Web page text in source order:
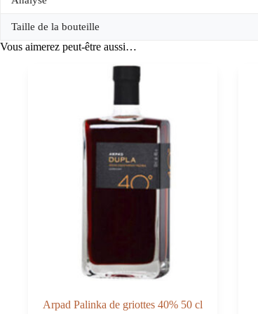
Taille de la bouteille
Vous aimerez peut-être aussi…
Arpad Palinka de griottes 40% 50 cl